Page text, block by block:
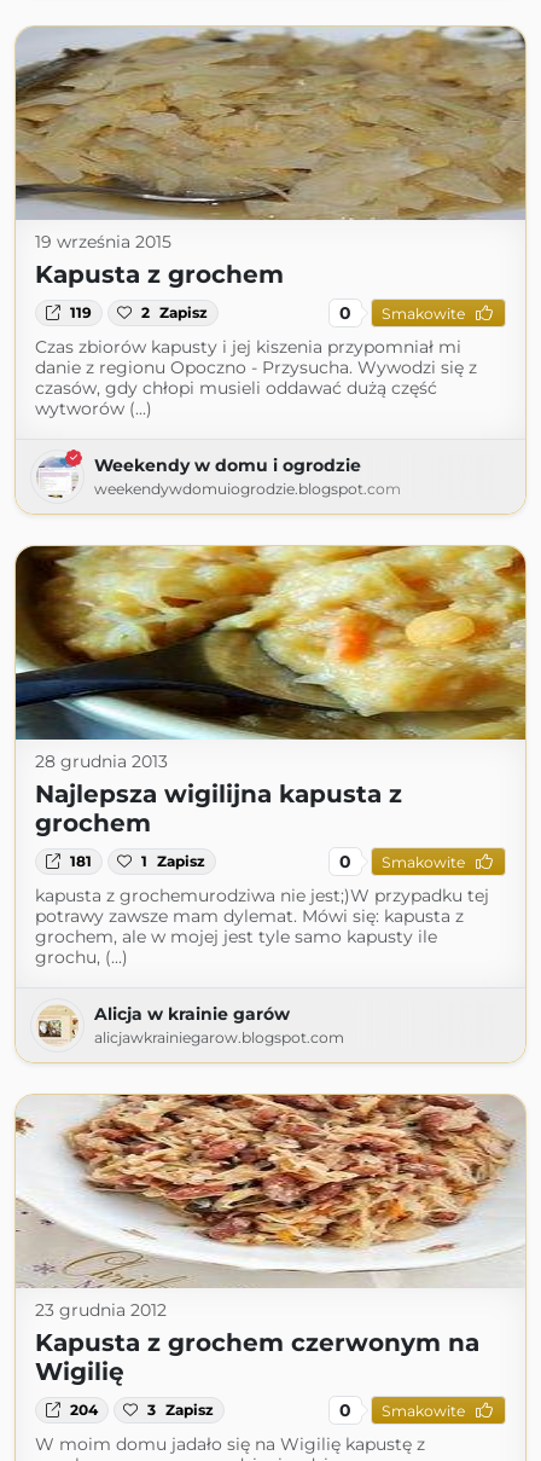
19 września 2015
Kapusta z grochem
119 2 Zapisz 0 Smakowite
Czas zbiorów kapusty i jej kiszenia przypomniał mi
danie z regionu Opoczno - Przysucha. Wywodzi się z
czasów, gdy chłopi musieli oddawać dużą część
wytworów (...)
Weekendy w domu i ogrodzie
weekendywdomuiogrodzie.blogspot.com
28 grudnia 2013
Najlepsza wigilijna kapusta z
grochem
181 1 Zapisz 0 Smakowite
kapusta z grochemurodziwa nie jest;)W przypadku tej
potrawy zawsze mam dylemat. Mówi się: kapusta z
grochem, ale w mojej jest tyle samo kapusty ile
grochu, (...)
Alicja w krainie garów
alicjawkrainiegarow.blogspot.com
23 grudnia 2012
Kapusta z grochem czerwonym na
Wigilię
204 3 Zapisz 0 Smakowite
W moim domu jadało się na Wigilię kapustę z